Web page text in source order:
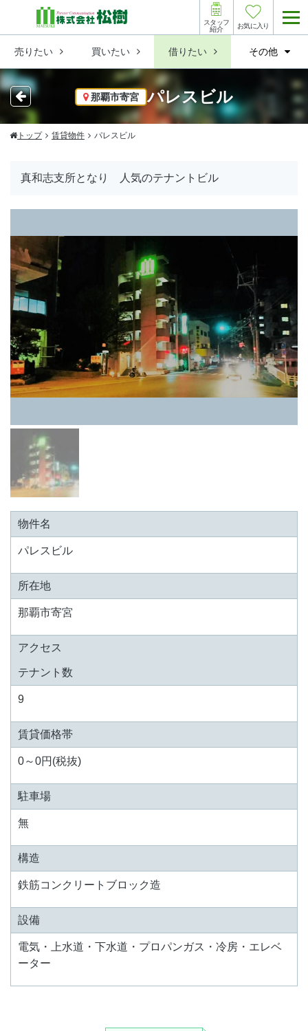
売りたい 買いたい 借りたい その他
スタッフ
紹介
お気に入り
那覇市寄宮 パレスビル
トップ 賃貸物件 パレスビル
真和志支所となり 人気のテナントビル
物件名
パレスビル
所在地
那覇市寄宮
アクセス
テナント数
9
賃貸価格帯
0～0円(税抜)
駐車場
無
構造
鉄筋コンクリートブロック造
設備
電気・上水道・下水道・プロパンガス・冷房・エレベ
ーター